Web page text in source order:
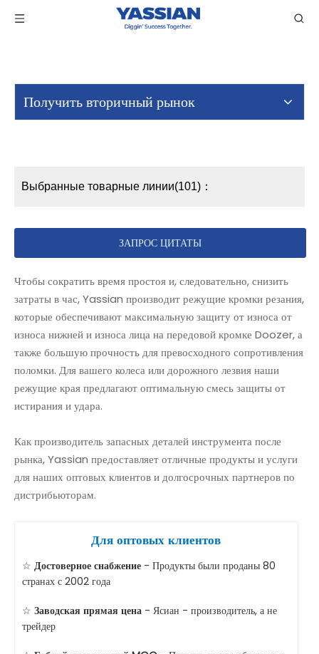
Получить вторичный рынок
Выбранные товарные линии(101)：
ЗАПРОС ЦИТАТЫ
Чтобы сократить время простоя и, следовательно, снизить
затраты в час, Yassian производит режущие кромки резания,
которые обеспечивают максимальную защиту от износа от
износа нижней и износа лица на передовой кромке Doozer, а
также большую прочность для превосходного сопротивления
поломки. Для вашего колеса или дорожного лезвия наши
режущие края предлагают оптимальную смесь защиты от
истирания и удара.
Как производитель запасных деталей инструмента после
рынка, Yassian предоставляет отличные продукты и услуги
для наших оптовых клиентов и долгосрочных партнеров по
дистрибьюторам.
Для оптовых клиентов
☆ Достоверное снабжение - Продукты были проданы 80
странах с 2002 года
☆ Заводская прямая цена - Ясиан - производитель, а не
трейдер